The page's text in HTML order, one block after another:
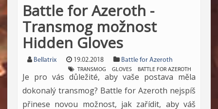
Battle for Azeroth -
Transmog možnost
Hidden Gloves
Bellatrix 19.02.2018 Battle for Azeroth
TRANSMOG GLOVES BATTLE FOR AZEROTH
Je pro vás důležité, aby vaše postava měla
dokonalý transmog? Battle for Azeroth nejspíš
přinese novou možnost, jak zařídit, aby váš